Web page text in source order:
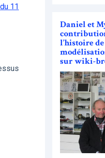
11
Daniel et
l’histoire
sur wiki-